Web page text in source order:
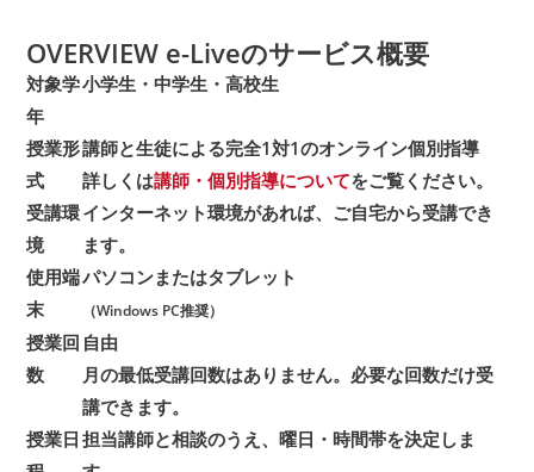
OVERVIEW e-Liveのサービス概要
対象学
年
小学生・中学生・高校生
授業形
式
講師と生徒による完全1対1のオンライン個別指導
詳しくは講師・個別指導についてをご覧ください。
受講環
境
インターネット環境があれば、ご自宅から受講でき
ます。
使用端
末
パソコンまたはタブレット
（Windows PC推奨）
授業回
数
自由
月の最低受講回数はありません。必要な回数だけ受
講できます。
授業日 担当講師と相談のうえ、曜日・時間帯を決定しま